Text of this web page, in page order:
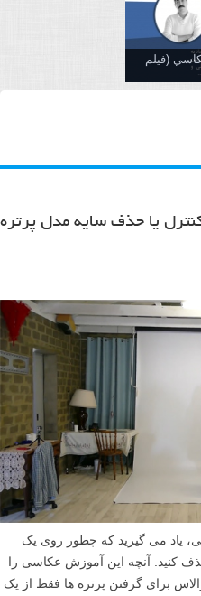
(فیلم
یا حذف سایه مدل پرتره
یاد می گیرید که چطور روی یک
کنید. آنچه این آموزش عکاسی را
برای گرفتن پرتره ها فقط از یک